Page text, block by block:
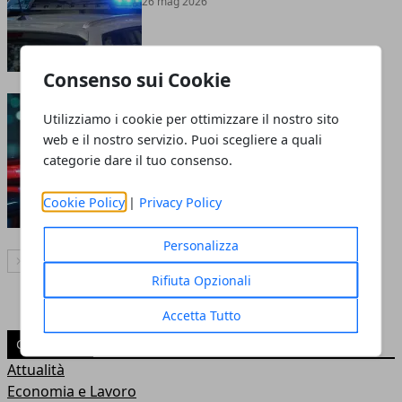
Consenso sui Cookie
Utilizziamo i cookie per ottimizzare il nostro sito
web e il nostro servizio. Puoi scegliere a quali
categorie dare il tuo consenso.
Cookie Policy | Privacy Policy
Personalizza
Rifiuta Opzionali
Accetta Tutto
28enne per undici furti
21 mag 2026
Articolo Successivo
CATEGORIE
Attualità
Economia e Lavoro